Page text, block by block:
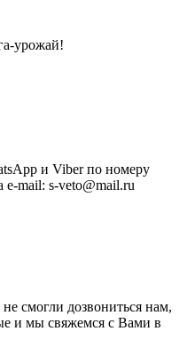
урожай!
и Viberпо номеру
e-mail: s-veto@mail.ru
смогли дозвониться нам,
и мы свяжемся с Вами в